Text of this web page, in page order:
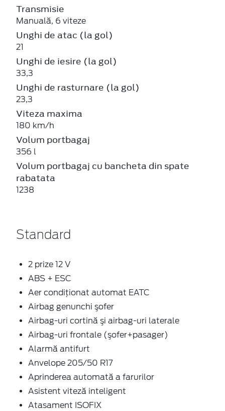
Transmisie
Manuală, 6 viteze
Unghi de atac (la gol)
21
Unghi de iesire (la gol)
33,3
Unghi de rasturnare (la gol)
23,3
Viteza maxima
180 km/h
Volum portbagaj
356 l
Volum portbagaj cu bancheta din spate
rabatata
1238
Standard
2 prize 12 V
ABS + ESC
Aer condiţionat automat EATC
Airbag genunchi şofer
Airbag-uri cortină şi airbag-uri laterale
Airbag-uri frontale (şofer+pasager)
Alarmă antifurt
Anvelope 205/50 R17
Aprinderea automată a farurilor
Asistent viteză inteligent
Atasament ISOFIX